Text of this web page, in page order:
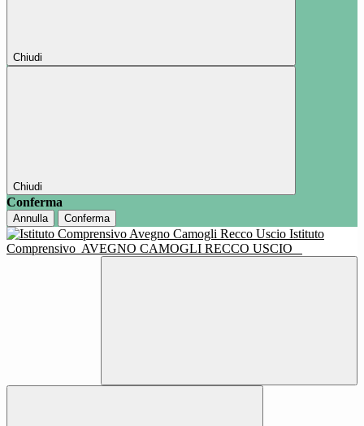
Chiudi
Chiudi
Conferma
Annulla Conferma
Istituto
Comprensivo AVEGNO CAMOGLI RECCO USCIO